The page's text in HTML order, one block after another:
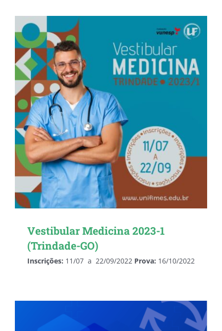
Vestibular Medicina 2023-1
(Trindade-GO)
Inscrições: 11/07 a 22/09/2022 Prova: 16/10/2022